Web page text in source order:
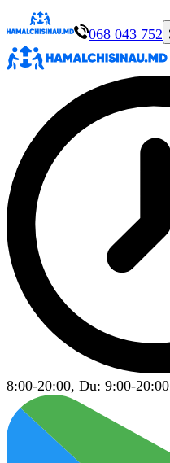
068 043 752
8:00-20:00, Du: 9:00-20:00